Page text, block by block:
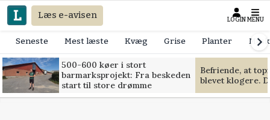
Læs e-avisen LOGIN MENU
Seneste Mest læste Kvæg Grise Planter
500-600 køer i stort
barmarksprojekt: Fra beskeden
start til store drømme
Befriende, at
blevet klogere.